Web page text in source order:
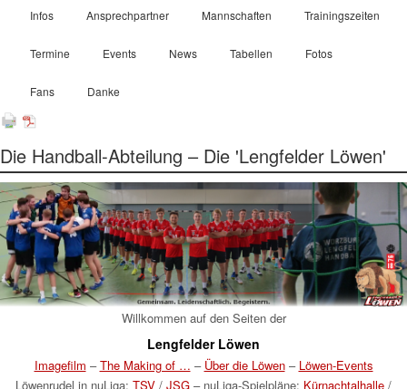
überspringen
Infos Ansprechpartner Mannschaften Trainingszeiten
Termine Events News Tabellen Fotos
Fans Danke
Die Handball-Abteilung – Die 'Lengfelder Löwen'
Willkommen auf den Seiten der
Lengfelder Löwen
Imagefilm –The Making of … – Über die Löwen– Löwen-Events
Löwenrudel in nuLiga: TSV / JSG – nuLiga-Spielpläne: Kürnachtalhalle /